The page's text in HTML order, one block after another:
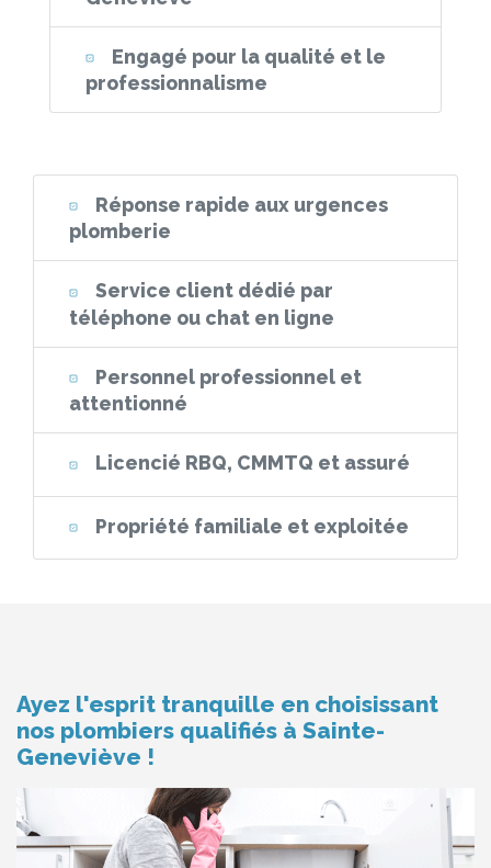
Engagé pour la qualité et le
professionnalisme
Réponse rapide aux urgences
plomberie
Service client dédié par
téléphone ou chat en ligne
Personnel professionnel et
attentionné
Licencié RBQ, CMMTQ et assuré
Propriété familiale et exploitée
Ayez l'esprit tranquille en choisissant
nos plombiers qualifiés à Sainte-
Geneviève !